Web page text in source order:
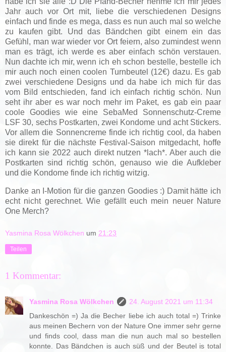
Jahr auch vor Ort mit, liebe die verschiedenen Designs
einfach und finde es mega, dass es nun auch mal so welche
zu kaufen gibt. Und das Bändchen gibt einem ein das
Gefühl, man war wieder vor Ort feiern, also zumindest wenn
man es trägt, ich werde es aber einfach schön verstauen.
Nun dachte ich mir, wenn ich eh schon bestelle, bestelle ich
mir auch noch einen coolen Turnbeutel (12€) dazu. Es gab
zwei verschiedene Designs und da habe ich mich für das
vom Bild entschieden, fand ich einfach richtig schön. Nun
seht ihr aber es war noch mehr im Paket, es gab ein paar
coole Goodies wie eine SebaMed Sonnenschutz-Creme
LSF 30, sechs Postkarten, zwei Kondome und acht Stickers.
Vor allem die Sonnencreme finde ich richtig cool, da haben
sie direkt für die nächste Festival-Saison mitgedacht, hoffe
ich kann sie 2022 auch direkt nutzen *lach*. Aber auch die
Postkarten sind richtig schön, genauso wie die Aufkleber
und die Kondome finde ich richtig witzig.
Danke an I-Motion für die ganzen Goodies :) Damit hätte ich
echt nicht gerechnet. Wie gefällt euch mein neuer Nature
One Merch?
Yasmina Rosa Wölkchen um 21:23
Teilen
1 Kommentar:
Yasmina Rosa Wölkchen
24. August 2021 um 11:34
Dankeschön =) Ja die Becher liebe ich auch total =) Trinke
aus meinen Bechern von der Nature One immer sehr gerne
und finds cool, dass man die nun auch mal so bestellen
konnte. Das Bändchen is auch süß und der Beutel is total